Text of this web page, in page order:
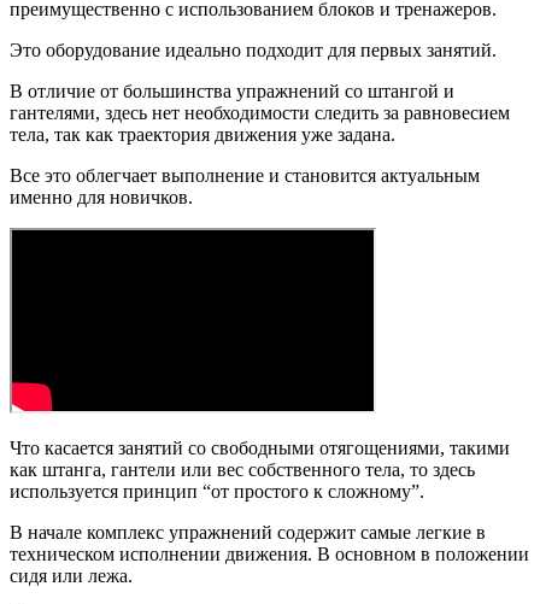
преимущественно с использованием блоков и тренажеров.
Это оборудование идеально подходит для первых занятий.
В отличие от большинства упражнений со штангой и
гантелями, здесь нет необходимости следить за равновесием
тела, так как траектория движения уже задана.
Все это облегчает выполнение и становится актуальным
именно для новичков.
Что касается занятий со свободными отягощениями, такими
как штанга, гантели или вес собственного тела, то здесь
используется принцип “от простого к сложному”.
В начале комплекс упражнений содержит самые легкие в
техническом исполнении движения. В основном в положении
сидя или лежа.